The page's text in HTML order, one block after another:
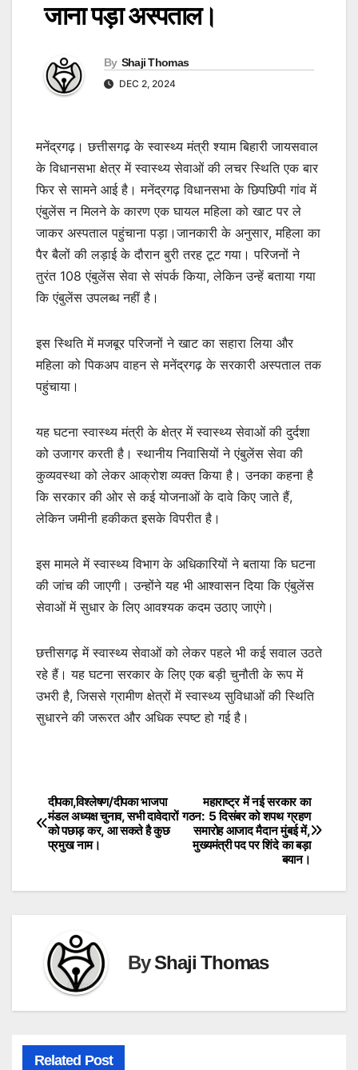
जाना पड़ा अस्पताल।
By Shaji Thomas
DEC 2, 2024
मनेंद्रगढ़। छत्तीसगढ़ के स्वास्थ्य मंत्री श्याम बिहारी जायसवाल
के विधानसभा क्षेत्र में स्वास्थ्य सेवाओं की लचर स्थिति एक बार
फिर से सामने आई है। मनेंद्रगढ़ विधानसभा के छिपछिपी गांव में
एंबुलेंस न मिलने के कारण एक घायल महिला को खाट पर ले
जाकर अस्पताल पहुंचाना पड़ा।जानकारी के अनुसार, महिला का
पैर बैलों की लड़ाई के दौरान बुरी तरह टूट गया। परिजनों ने
तुरंत 108 एंबुलेंस सेवा से संपर्क किया, लेकिन उन्हें बताया गया
कि एंबुलेंस उपलब्ध नहीं है।
इस स्थिति में मजबूर परिजनों ने खाट का सहारा लिया और
महिला को पिकअप वाहन से मनेंद्रगढ़ के सरकारी अस्पताल तक
पहुंचाया।
यह घटना स्वास्थ्य मंत्री के क्षेत्र में स्वास्थ्य सेवाओं की दुर्दशा
को उजागर करती है। स्थानीय निवासियों ने एंबुलेंस सेवा की
कुव्यवस्था को लेकर आक्रोश व्यक्त किया है। उनका कहना है
कि सरकार की ओर से कई योजनाओं के दावे किए जाते हैं,
लेकिन जमीनी हकीकत इसके विपरीत है।
इस मामले में स्वास्थ्य विभाग के अधिकारियों ने बताया कि घटना
की जांच की जाएगी। उन्होंने यह भी आश्वासन दिया कि एंबुलेंस
सेवाओं में सुधार के लिए आवश्यक कदम उठाए जाएंगे।
छत्तीसगढ़ में स्वास्थ्य सेवाओं को लेकर पहले भी कई सवाल उठते
रहे हैं। यह घटना सरकार के लिए एक बड़ी चुनौती के रूप में
उभरी है, जिससे ग्रामीण क्षेत्रों में स्वास्थ्य सुविधाओं की स्थिति
सुधारने की जरूरत और अधिक स्पष्ट हो गई है।
Post
navigation
महाराष्ट्र में नई सरकार का
गठन: 5 दिसंबर को शपथ ग्रहण
समारोह आजाद मैदान मुंबई में,
मुख्यमंत्री पद पर शिंदे का बड़ा
बयान।
दीपका,विश्लेषण/दीपका भाजपा
मंडल अध्यक्ष चुनाव, सभी दावेदारों
को पछाड़ कर, आ सकते है कुछ
प्रमुख नाम।
ByShaji Thomas
Related Post